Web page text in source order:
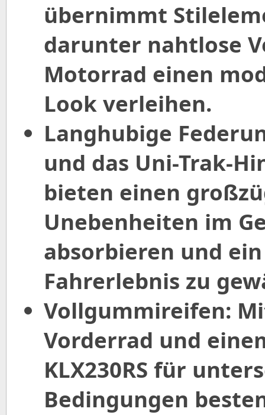
übernimmt
darunter nahtlose
Motorrad einen
Look verleihen.
Langhubige
und das Uni-Trak-
bieten einen
Unebenheiten im
absorbieren und
Fahrerlebnis zu
Vollgummireifen:
Vorderrad und
KLX230RS für
Bedingungen